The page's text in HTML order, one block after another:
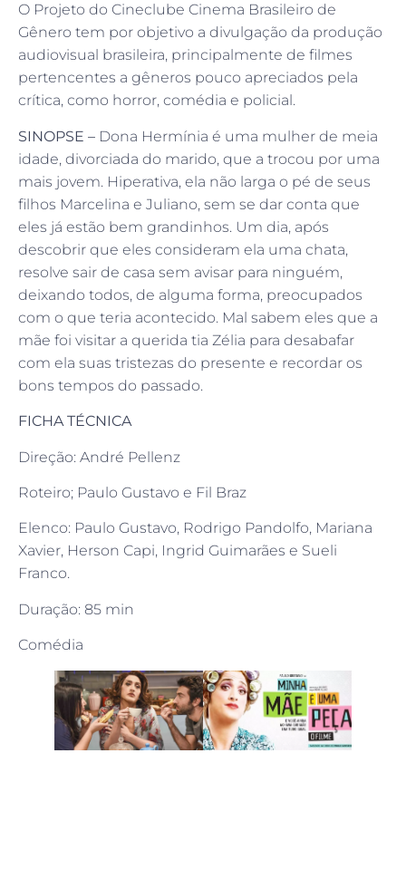
O Projeto do Cineclube Cinema Brasileiro de
Gênero tem por objetivo a divulgação da produção
audiovisual brasileira, principalmente de filmes
pertencentes a gêneros pouco apreciados pela
crítica, como horror, comédia e policial.
SINOPSE – Dona Hermínia é uma mulher de meia
idade, divorciada do marido, que a trocou por uma
mais jovem. Hiperativa, ela não larga o pé de seus
filhos Marcelina e Juliano, sem se dar conta que
eles já estão bem grandinhos. Um dia, após
descobrir que eles consideram ela uma chata,
resolve sair de casa sem avisar para ninguém,
deixando todos, de alguma forma, preocupados
com o que teria acontecido. Mal sabem eles que a
mãe foi visitar a querida tia Zélia para desabafar
com ela suas tristezas do presente e recordar os
bons tempos do passado.
FICHA TÉCNICA
Direção: André Pellenz
Roteiro; Paulo Gustavo e Fil Braz
Elenco: Paulo Gustavo, Rodrigo Pandolfo, Mariana
Xavier, Herson Capi, Ingrid Guimarães e Sueli
Franco.
Duração: 85 min
Comédia